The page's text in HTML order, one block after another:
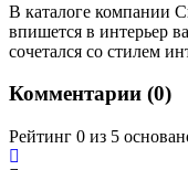
В каталоге компании
впишется в интерьер
сочетался со стилем
Комментарии (0)
Рейтинг 0 из 5